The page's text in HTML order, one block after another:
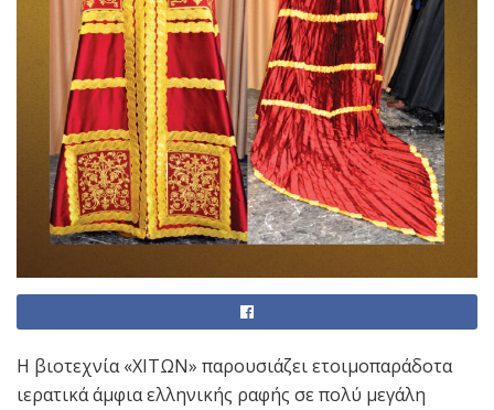
Η βιοτεχνία «ΧΙΤΩΝ» παρουσιάζει ετοιμοπαράδοτα
ιερατικά άμφια ελληνικής ραφής σε πολύ μεγάλη